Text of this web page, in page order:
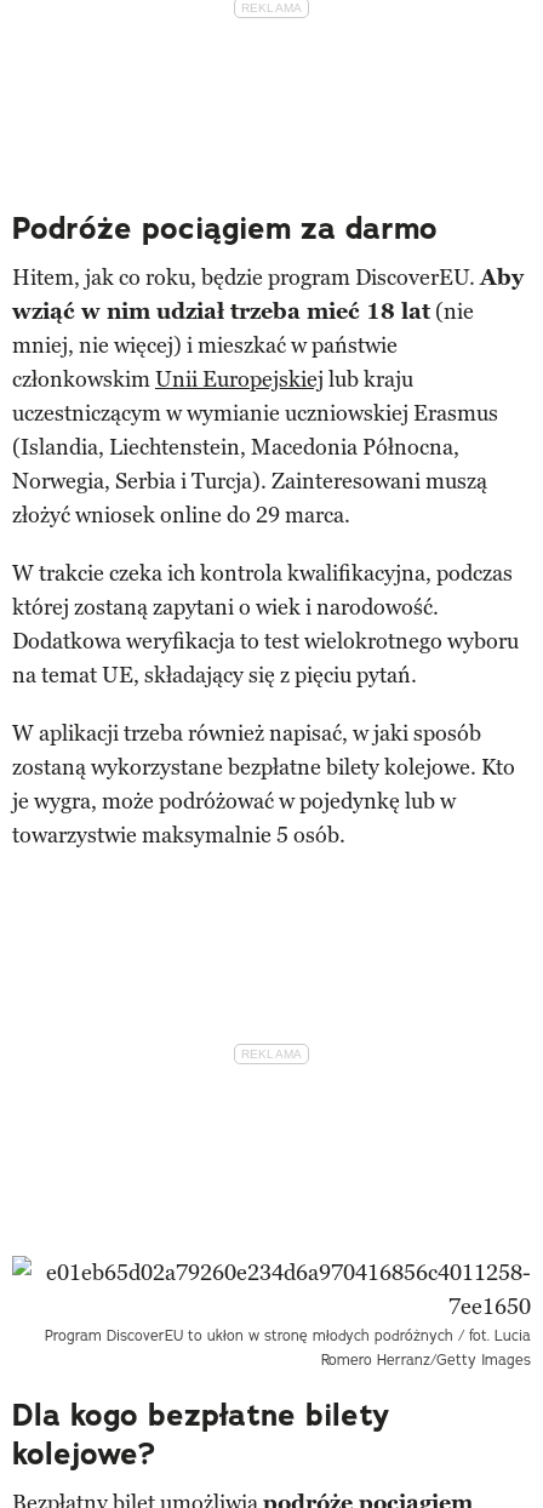
Podróże pociągiem za darmo
Hitem, jak co roku, będzie program DiscoverEU.Aby
wziąć w nim udział trzeba mieć 18 lat (nie
mniej, nie więcej) i mieszkać w państwie
członkowskimUnii Europejskiej lub kraju
uczestniczącym w wymianie uczniowskiej Erasmus
(Islandia, Liechtenstein, Macedonia Północna,
Norwegia, Serbia i Turcja). Zainteresowani muszą
złożyć wniosek online do 29 marca.
W trakcie czeka ich kontrola kwalifikacyjna, podczas
której zostaną zapytani o wiek i narodowość.
Dodatkowa weryfikacja to test wielokrotnego wyboru
na temat UE, składający się z pięciu pytań.
W aplikacji trzeba również napisać, w jaki sposób
zostaną wykorzystane bezpłatne bilety kolejowe. Kto
je wygra, może podróżować w pojedynkę lub w
towarzystwie maksymalnie 5 osób.
Program DiscoverEU to ukłon w stronę młodych podróżnych / fot. Lucia
Romero Herranz/Getty Images
Dla kogo bezpłatne bilety
kolejowe?